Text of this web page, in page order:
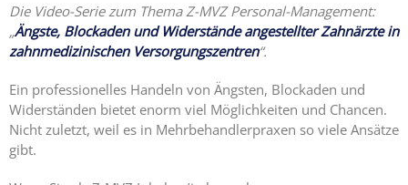
Die Video-Serie zum Thema Z-MVZ Personal-Management:
„Ängste, Blockaden und Widerstände angestellter Zahnärzte in
zahnmedizinischen Versorgungszentren“.
Ein professionelles Handeln von Ängsten, Blockaden und
Widerständen bietet enorm viel Möglichkeiten und Chancen.
Nicht zuletzt, weil es in Mehrbehandlerpraxen so viele Ansätze
gibt.